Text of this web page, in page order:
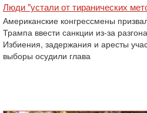
Люди "устали от тиранических
Американские конгрессмены
Трампа ввести санкции из-за
Избиения, задержания и аресты
выборы осудили глава